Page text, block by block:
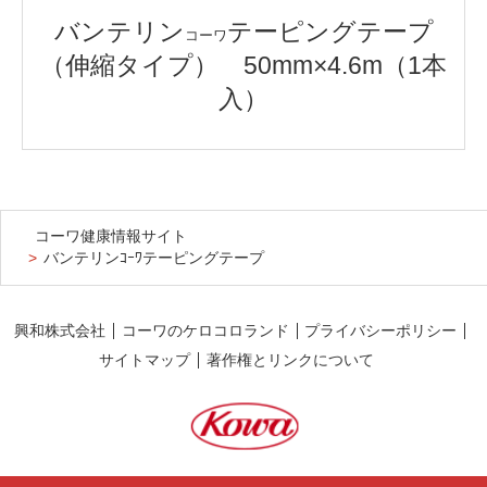
バンテリン コーワ テーピングテープ
（伸縮タイプ） 50mm×4.6m（1本
入）
コーワ健康情報サイト
バンテリンｺｰﾜテーピングテープ
興和株式会社 コーワのケロコロランド
プライバシーポリシー
サイトマップ
著作権とリンクについて